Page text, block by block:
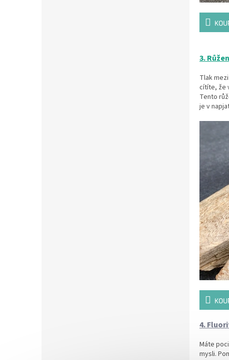
3.
Tlak
cítíte, že
Tento
je v
4.
Máte
mysli.